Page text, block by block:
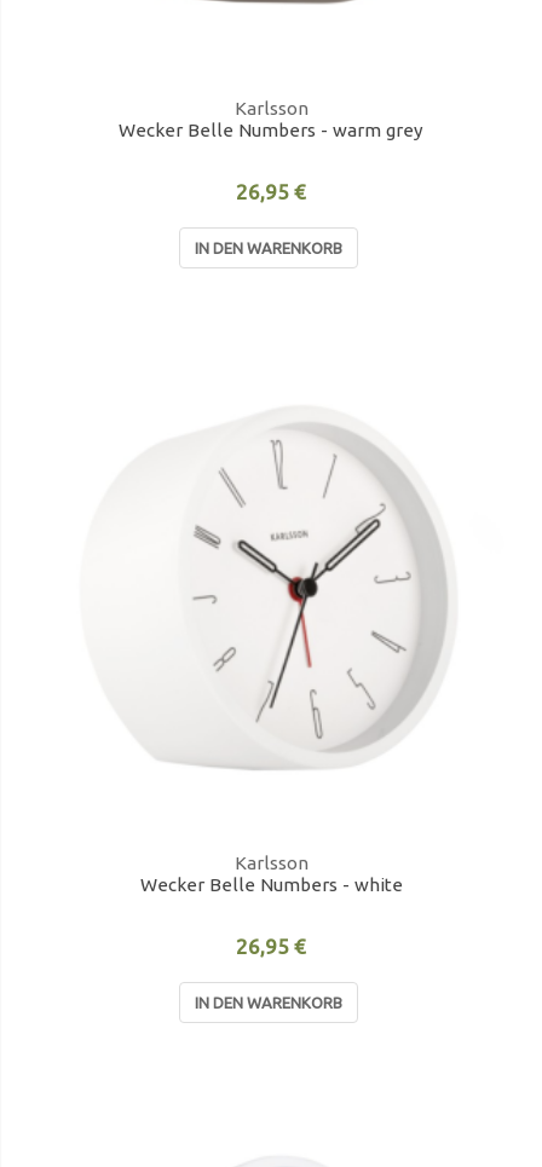
Karlsson
Wecker Belle Numbers - warm grey
26,95 €
IN DEN WARENKORB
Karlsson
Wecker Belle Numbers - white
26,95 €
IN DEN WARENKORB